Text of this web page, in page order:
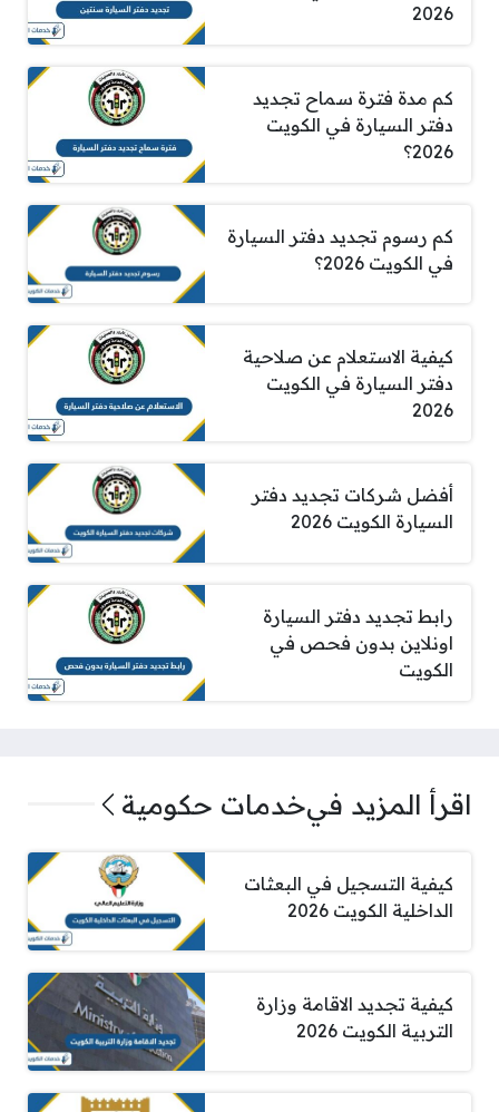
2026
كم مدة فترة سماح تجديد
دفتر السيارة في الكويت
2026؟
كم رسوم تجديد دفتر السيارة
في الكويت 2026؟
كيفية الاستعلام عن صلاحية
دفتر السيارة في الكويت
2026
أفضل شركات تجديد دفتر
السيارة الكويت 2026
رابط تجديد دفتر السيارة
اونلاين بدون فحص في
الكويت
اقرأ المزيد فيخدمات حكومية
كيفية التسجيل في البعثات
الداخلية الكويت 2026
كيفية تجديد الاقامة وزارة
التربية الكويت 2026